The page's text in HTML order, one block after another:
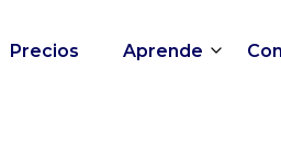
Precios Aprende